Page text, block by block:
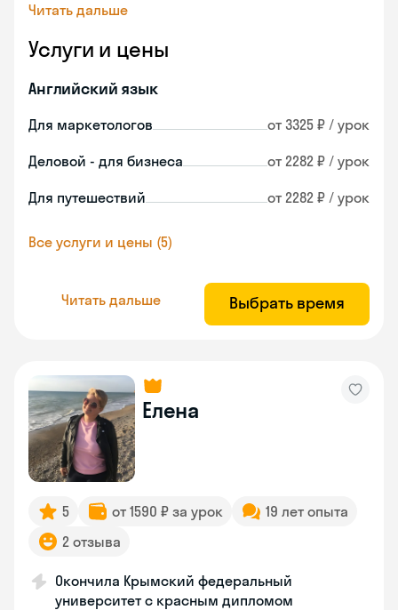
Читать дальше
Услуги и цены
Английский язык
Для маркетологов от 3325 ₽ / урок
Деловой - для бизнеса от 2282 ₽ / урок
Для путешествий от 2282 ₽ / урок
Все услуги и цены (5)
Читать дальше Выбрать время
Елена
5 от 1590 ₽ за урок
19 лет опыта
2 отзыва
Окончила Крымский федеральный
университет с красным дипломом